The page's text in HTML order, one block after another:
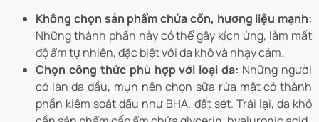
Không chọn sản phẩm chứa cồn, hương liệu mạnh:
Những thành phần này có thể gây kích ứng, làm mất
độ ẩm tự nhiên, đặc biệt với da khô và nhạy cảm.
Chọn công thức phù hợp với loại da: Những người
có làn da dầu, mụn nên chọn sữa rửa mặt có thành
phần kiểm soát dầu như BHA, đất sét. Trái lại, da khô